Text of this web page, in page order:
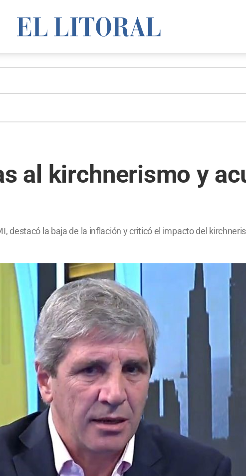
al kirchnerismo y
destacó la baja de la inflación y criticó el impacto del